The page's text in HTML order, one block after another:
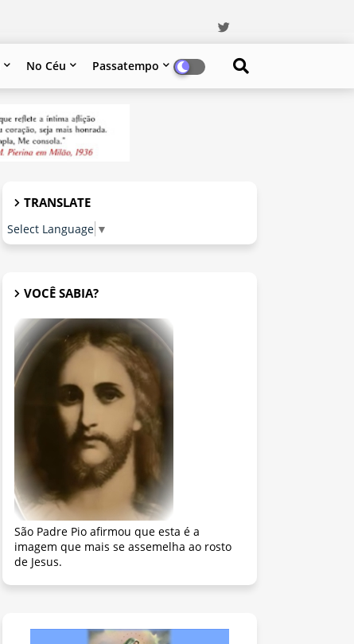
No Céu Passatempo
TRANSLATE
Select Language ▼
VOCÊ SABIA?
São Padre Pio afirmou que esta é a
imagem que mais se assemelha ao rosto
de Jesus.